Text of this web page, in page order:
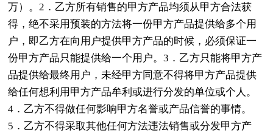
万）。2．乙方所有销售的甲方产品均须从甲方合法获
得，绝不采用预装的方法将一份甲方产品提供给多个用
户，即乙方在向用户提供甲方产品的时候，必须保证一
份甲方产品只能提供给一个用户。3．乙方只能将甲方产
品提供给最终用户，未经甲方同意不得将甲方产品提供
给任何想利用甲方产品牟利或进行分发的单位或个人。
4．乙方不得做任何影响甲方名誉或产品信誉的事情。
5．乙方不得采取其他任何方法违法销售或分发甲方产